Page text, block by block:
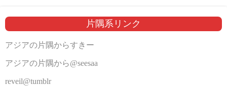
片隅系リンク
アジアの片隅からすきー
アジアの片隅から@seesaa
reveil@tumblr